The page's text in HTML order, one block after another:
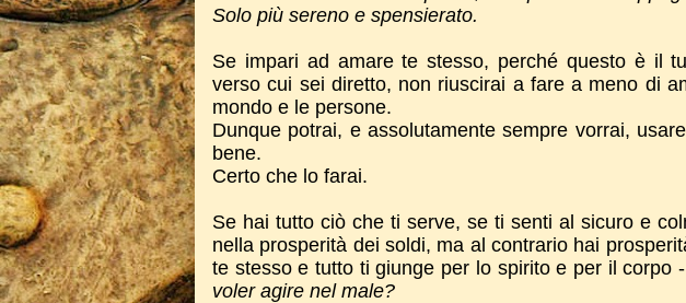
Solo più sereno e spensierato.
Se impari ad amare te stesso, perché questo è il
verso cui sei diretto, non riuscirai a fare a meno di
mondo e le persone.
Dunque potrai, e assolutamente sempre vorrai,
bene.
Certo che lo farai.
Se hai tutto ciò che ti serve, se ti senti al sicuro e
nella prosperità dei soldi, ma al contrario hai
te stesso e tutto ti giunge per lo spirito e per il corpo -
voler agire nel male?